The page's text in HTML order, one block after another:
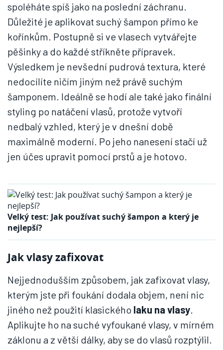
spoléháte spíš jako na poslední záchranu.
Důležité je aplikovat suchý šampon přímo ke
kořínkům. Postupně si ve vlasech vytvářejte
pěšinky a do každé stříkněte přípravek.
Výsledkem je nevšední pudrová textura, které
nedocílíte ničím jiným než právě suchým
šamponem. Ideálně se hodí ale také jako finální
styling po natáčení vlasů, protože vytvoří
nedbalý vzhled, který je v dnešní době
maximálně moderní. Po jeho nanesení stačí už
jen účes upravit pomocí prstů a je hotovo.
Velký test: Jak používat suchý šampon a který je
nejlepší?
Jak vlasy zafixovat
Nejjednodušším způsobem, jak zafixovat vlasy,
kterým jste při foukání dodala objem, není nic
jiného než použití klasického laku na vlasy.
Aplikujte ho na suché vyfoukané vlasy, v mírném
záklonu a z větší dálky, aby se do vlasů rozptýlil.